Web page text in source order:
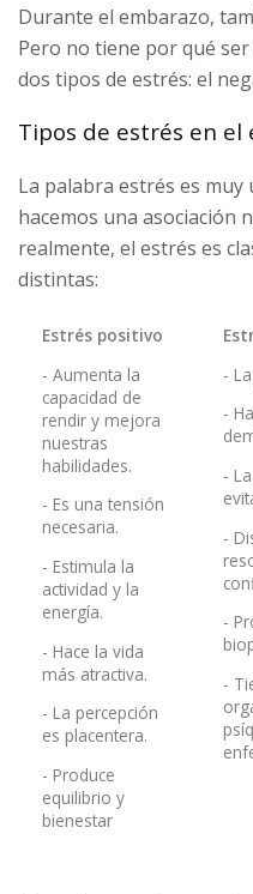
Durante el embarazo,
Pero no tiene por qué
dos tipos de estrés: el
Tipos de estrés en el
La palabra estrés es
hacemos una asociación
realmente, el estrés es
distintas:
Estrés positivo
- Aumenta la
capacidad de
rendir y mejora
nuestras
habilidades.
- Es una tensión
necesaria.
- Estimula la
actividad y la
energía.
- Hace la vida
más atractiva.
- La percepción
es placentera.
- Produce
equilibrio y
bienestar
-
-
-
-
-
-